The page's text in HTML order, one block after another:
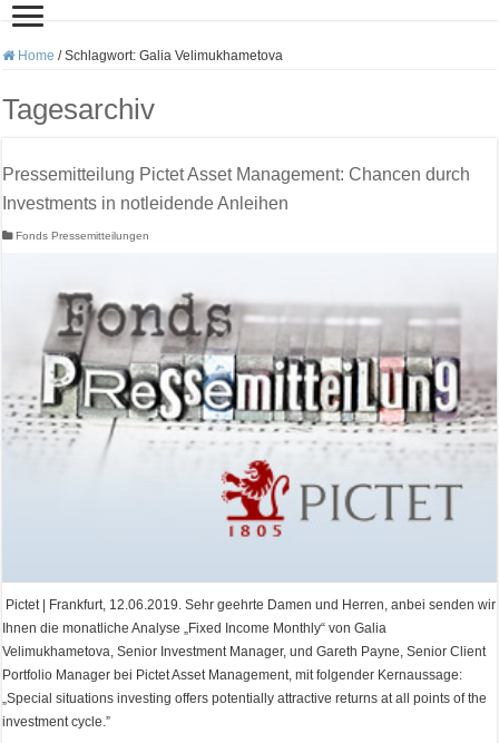
Home / Schlagwort:Galia Velimukhametova
Tagesarchiv
Pressemitteilung Pictet Asset Management: Chancen durch
Investments in notleidende Anleihen
Fonds Pressemitteilungen
Pictet | Frankfurt, 12.06.2019. Sehr geehrte Damen und Herren, anbei senden wir
Ihnen die monatliche Analyse „Fixed Income Monthly“ von Galia
Velimukhametova, Senior Investment Manager, und Gareth Payne, Senior Client
Portfolio Manager bei Pictet Asset Management, mit folgender Kernaussage:
„Special situations investing offers potentially attractive returns at all points of the
investment cycle.”